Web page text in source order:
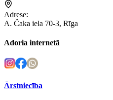
Adrese:
A. Čaka iela 70-3, Rīga
Adoria internetā
Ārstniecība